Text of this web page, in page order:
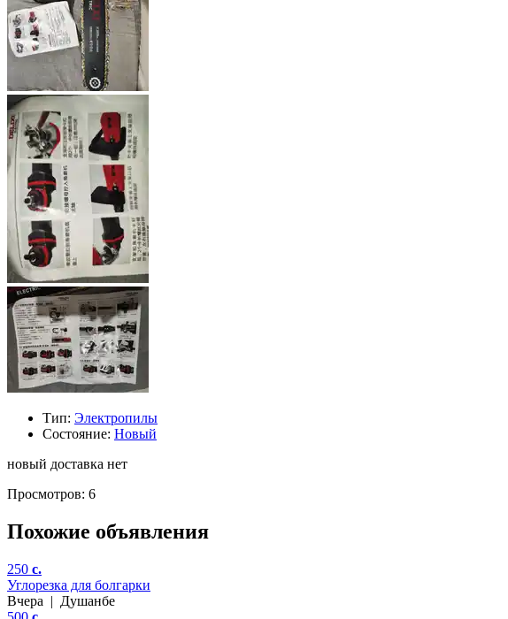
Тип: Электропилы
Состояние: Новый
новый доставка нет
Просмотров: 6
Похожие объявления
250 c.
Углорезка для болгарки
Вчера | Душанбе